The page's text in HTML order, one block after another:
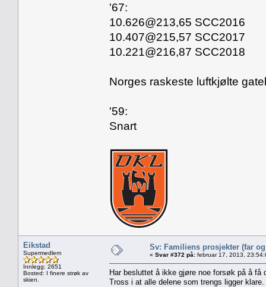
'67:
10.626@213,65 SCC2016
10.407@215,57 SCC2017
10.221@216,87 SCC2018
Norges raskeste luftkjølte
'59:
Snart
Eikstad
Supermedlem
Innlegg: 2651
Bosted: I finere strøk av
skien.
Sv: Familiens prosjekter (far
« Svar #372 på: februar 17, 2013,
Har besluttet å ikke gjøre noe forsøk på å få
Tross i at alle delene som trengs ligger